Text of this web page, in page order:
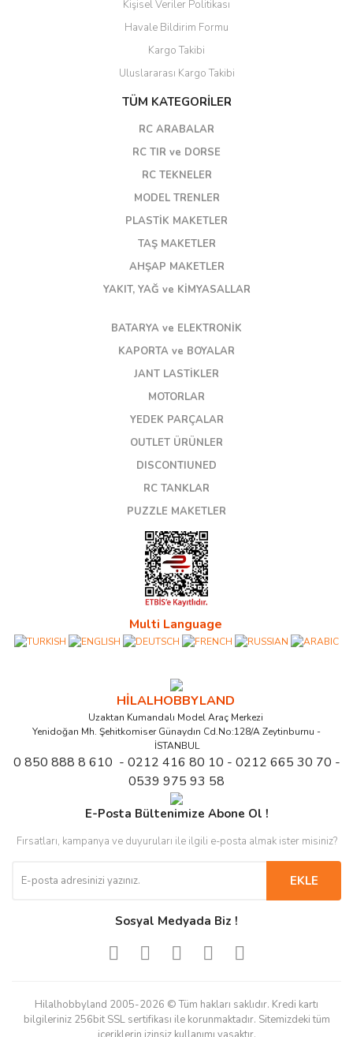
Kişisel Veriler Politikası
Havale Bildirim Formu
Kargo Takibi
Uluslararası Kargo Takibi
TÜM KATEGORİLER
RC ARABALAR
RC TIR ve DORSE
RC TEKNELER
MODEL TRENLER
PLASTİK MAKETLER
TAŞ MAKETLER
AHŞAP MAKETLER
YAKIT, YAĞ ve KİMYASALLAR
BATARYA ve ELEKTRONİK
KAPORTA ve BOYALAR
JANT LASTİKLER
MOTORLAR
YEDEK PARÇALAR
OUTLET ÜRÜNLER
DISCONTIUNED
RC TANKLAR
PUZZLE MAKETLER
Multi Language
HİLALHOBBYLAND
Uzaktan Kumandalı Model Araç Merkezi
Yenidoğan Mh. Şehitkomiser Günaydın Cd.No:128/A Zeytinburnu -
İSTANBUL
0 850 888 8 610 - 0212 416 80 10 - 0212 665 30 70 -
0539 975 93 58
E-Posta Bültenimize Abone Ol !
Fırsatları, kampanya ve duyuruları ile ilgili e-posta almak ister misiniz?
EKLE
Sosyal Medyada Biz !
Hilalhobbyland 2005-2026 © Tüm hakları saklıdır. Kredi kartı
bilgileriniz 256bit SSL sertifikası ile korunmaktadır. Sitemizdeki tüm